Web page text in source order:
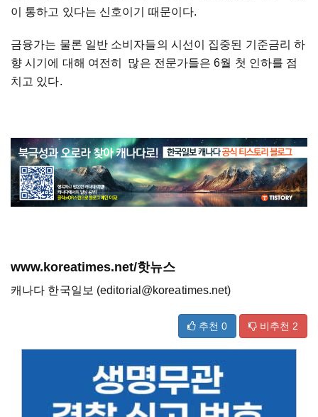
이 통하고 있다는 신호이기 때문이다.
금융가는 물론 일반 소비자들의 시선이 집중된 기준금리 하
향 시기에 대해 여전히 많은 전문가들은 6월 첫 인하를 점
치고 있다.
www.koreatimes.net/핫뉴스
캐나다 한국일보 (editorial@koreatimes.net)
추천 0 비추천 2